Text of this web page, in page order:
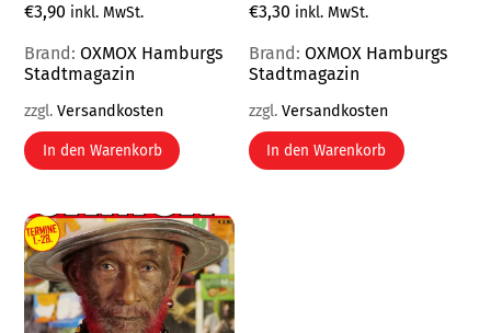
€3,90 inkl. MwSt.
Brand:OXMOX Hamburgs
Stadtmagazin
zzgl.Versandkosten
In den Warenkorb
€3,30 inkl. MwSt.
Brand: OXMOX Hamburgs
Stadtmagazin
zzgl. Versandkosten
In den Warenkorb